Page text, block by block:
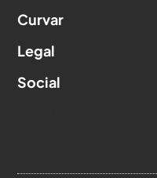
Curvar
Legal
Social